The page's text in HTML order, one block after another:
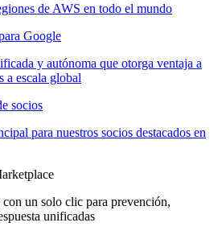
de AWS en todo el mundo
Google
y autónoma que otorga ventaja a
a escala global
socios
para nuestros socios destacados en
con un solo clic para prevención,
unificadas